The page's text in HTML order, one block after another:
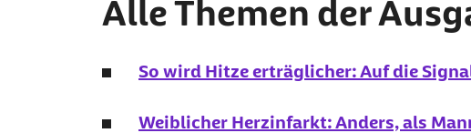
Alle Themen der
So wird Hitze erträglicher: Auf die
Weiblicher Herzinfarkt: Anders, als